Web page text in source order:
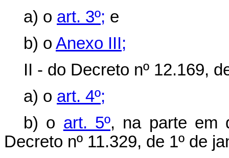
a) o art. 3º; e
b) o Anexo III;
II - do Decreto nº 12.169,
a) o art. 4º;
b) o art. 5º, na parte em
Decreto nº 11.329, de 1º de